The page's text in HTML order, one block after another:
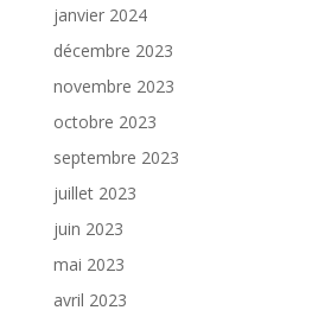
janvier 2024
décembre 2023
novembre 2023
octobre 2023
septembre 2023
juillet 2023
juin 2023
mai 2023
avril 2023